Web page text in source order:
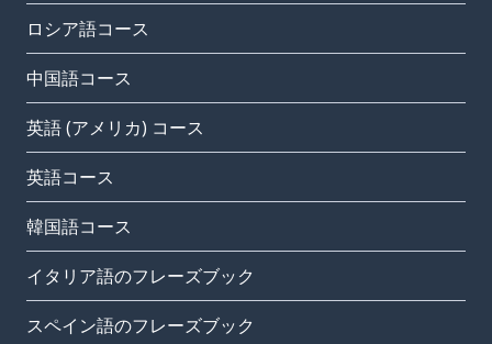
ロシア語コース
中国語コース
英語 (アメリカ) コース
英語コース
韓国語コース
イタリア語のフレーズブック
スペイン語のフレーズブック